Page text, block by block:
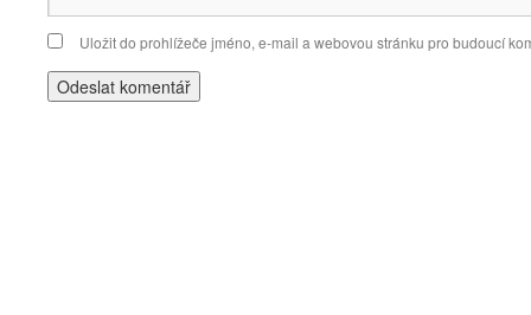
Uložit do prohlížeče jméno, e-mail a webovou stránku pro budoucí